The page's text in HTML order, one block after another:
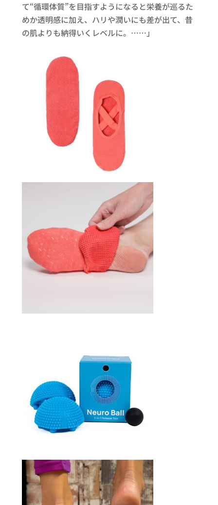
て“循環体質”を目指すようになると栄養が巡るた
めか透明感に加え、ハリや潤いにも差が出て、昔
の肌よりも納得いくレベルに。……」